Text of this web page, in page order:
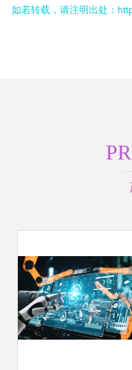
如若转载，请注明出处：